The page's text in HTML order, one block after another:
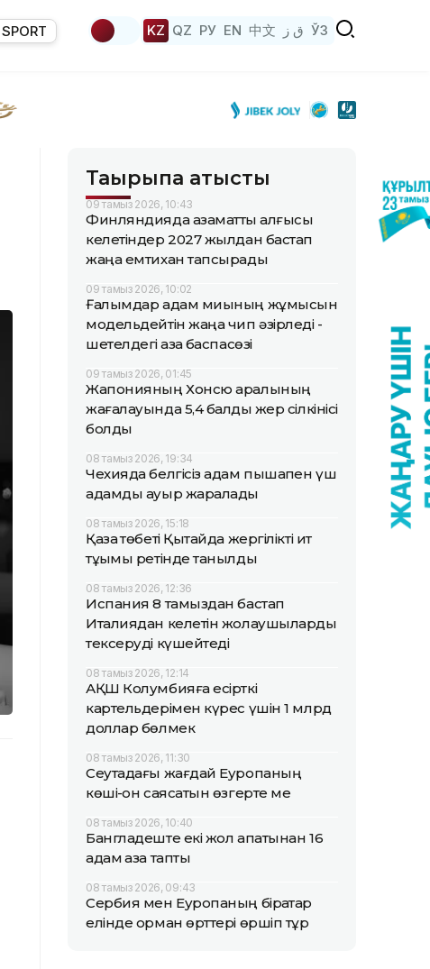
SPORT KZ QZ РУ EN 中文 ق ز ЎЗ
Тақырыпқа қатысты
09 тамыз 2026, 10:43
Финляндияда азаматтық алғысы
келетіндер 2027 жылдан бастап
жаңа емтихан тапсырады
09 тамыз 2026, 10:02
Ғалымдар адам миының жұмысын
модельдейтін жаңа чип әзірледі -
шетелдегі қазақ баспасөзі
09 тамыз 2026, 01:45
Жапонияның Хонсю аралының
жағалауында 5,4 балдық жер сілкінісі
болды
08 тамыз 2026, 19:34
Чехияда белгісіз адам пышақпен үш
адамды ауыр жаралады
08 тамыз 2026, 15:18
Қазақ төбеті Қытайда жергілікті ит
тұқымы ретінде танылды
08 тамыз 2026, 12:36
Испания 8 тамыздан бастап
Италиядан келетін жолаушыларды
тексеруді күшейтеді
08 тамыз 2026, 12:14
АҚШ Колумбияға есірткі
картельдерімен күрес үшін 1 млрд
доллар бөлмек
08 тамыз 2026, 11:30
Сеутадағы жағдай Еуропаның
көші-қон саясатын өзгерте ме
08 тамыз 2026, 10:40
Бангладеште екі жол апатынан 16
адам қаза тапты
08 тамыз 2026, 09:43
Сербия мен Еуропаның бірқатар
елінде орман өрттері өршіп тұр